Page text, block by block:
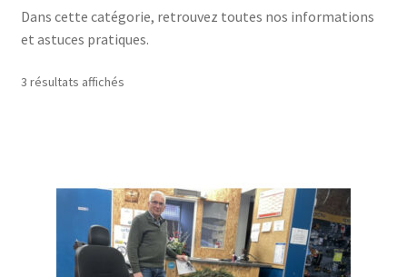
enfant
Occasions
Dans cette catégorie, retrouvez toutes nos informations
et astuces pratiques.
3 résultats affichés